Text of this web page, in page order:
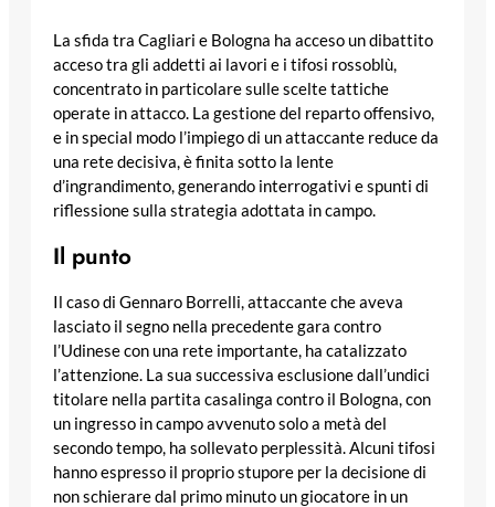
La sfida tra Cagliari e Bologna ha acceso un dibattito
acceso tra gli addetti ai lavori e i tifosi rossoblù,
concentrato in particolare sulle scelte tattiche
operate in attacco. La gestione del reparto offensivo,
e in special modo l’impiego di un attaccante reduce da
una rete decisiva, è finita sotto la lente
d’ingrandimento, generando interrogativi e spunti di
riflessione sulla strategia adottata in campo.
Il punto
Il caso di Gennaro Borrelli, attaccante che aveva
lasciato il segno nella precedente gara contro
l’Udinese con una rete importante, ha catalizzato
l’attenzione. La sua successiva esclusione dall’undici
titolare nella partita casalinga contro il Bologna, con
un ingresso in campo avvenuto solo a metà del
secondo tempo, ha sollevato perplessità. Alcuni tifosi
hanno espresso il proprio stupore per la decisione di
non schierare dal primo minuto un giocatore in un